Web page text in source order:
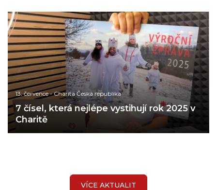
13. července-Charita Česká republika
7 čísel, která nejlépe vystihují rok 2025 v
Charitě
VÍCE AKTUALIT